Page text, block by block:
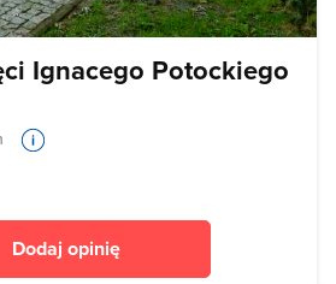
Ignacego Potockiego
Dodaj opinię